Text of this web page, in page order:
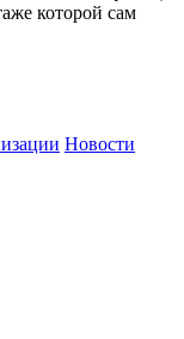
которой сам
Новости